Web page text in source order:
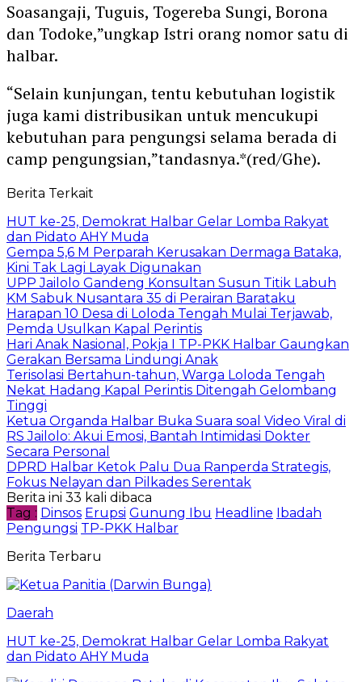
Soasangaji, Tuguis, Togereba Sungi, Borona
dan Todoke,”ungkap Istri orang nomor satu di
halbar.
“Selain kunjungan, tentu kebutuhan logistik
juga kami distribusikan untuk mencukupi
kebutuhan para pengungsi selama berada di
camp pengungsian,”tandasnya.*(red/Ghe).
Berita Terkait
HUT ke-25, Demokrat Halbar Gelar Lomba Rakyat
dan Pidato AHY Muda
Gempa 5,6 M Perparah Kerusakan Dermaga Bataka,
Kini Tak Lagi Layak Digunakan
UPP Jailolo Gandeng Konsultan Susun Titik Labuh
KM Sabuk Nusantara 35 di Perairan Barataku
Harapan 10 Desa di Loloda Tengah Mulai Terjawab,
Pemda Usulkan Kapal Perintis
Hari Anak Nasional, Pokja I TP-PKK Halbar Gaungkan
Gerakan Bersama Lindungi Anak
Terisolasi Bertahun-tahun, Warga Loloda Tengah
Nekat Hadang Kapal Perintis Ditengah Gelombang
Tinggi
Ketua Organda Halbar Buka Suara soal Video Viral di
RS Jailolo: Akui Emosi, Bantah Intimidasi Dokter
Secara Personal
DPRD Halbar Ketok Palu Dua Ranperda Strategis,
Fokus Nelayan dan Pilkades Serentak
Berita ini 33 kali dibaca
Tag : Dinsos Erupsi Gunung Ibu Headline Ibadah
Pengungsi TP-PKK Halbar
Berita Terbaru
Daerah
HUT ke-25, Demokrat Halbar Gelar Lomba Rakyat
dan Pidato AHY Muda